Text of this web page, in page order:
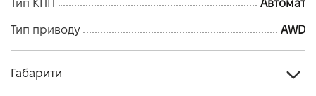
Тип КПП Автомат
Тип приводу AWD
Габарити